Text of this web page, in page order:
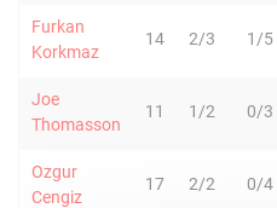
Furkan
Korkmaz
14 2/3 1/5
Joe
Thomasson
11 1/2 0/3
Ozgur
Cengiz
17 2/2 0/4